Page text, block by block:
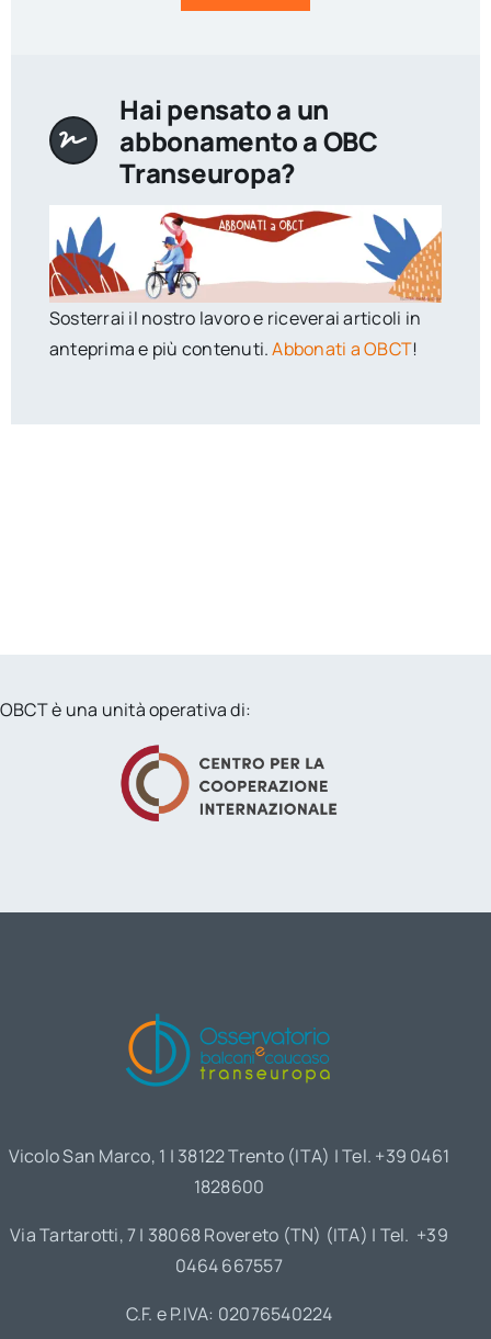
Hai pensato a un
abbonamento a OBC
Transeuropa?
Sosterrai il nostro lavoro e riceverai articoli in
anteprima e più contenuti.Abbonati a OBCT!
OBCT è una unità operativa di:
Vicolo San Marco, 1 | 38122 Trento (ITA) | Tel. +39 0461
1828600
Via Tartarotti, 7 | 38068 Rovereto (TN) (ITA) | Tel. +39
0464 667557
C.F. e P.IVA: 02076540224